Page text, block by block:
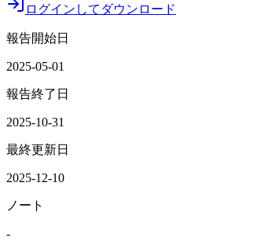
ログインしてダウンロード
報告開始日
2025-05-01
報告終了日
2025-10-31
最終更新日
2025-12-10
ノート
-